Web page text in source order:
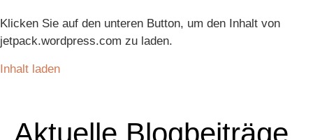
Klicken Sie auf den unteren Button, um den Inhalt von
jetpack.wordpress.com zu laden.
Inhalt laden
Aktuelle Blogbeiträge